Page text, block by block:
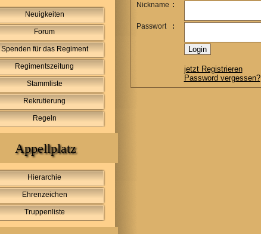
Neuigkeiten
Forum
Spenden für das Regiment
Regimentszeitung
Stammliste
Rekrutierung
Regeln
Appellplatz
Hierarchie
Ehrenzeichen
Truppenliste
Nickname :
Passwort :
jetzt Registrieren
Password vergessen?